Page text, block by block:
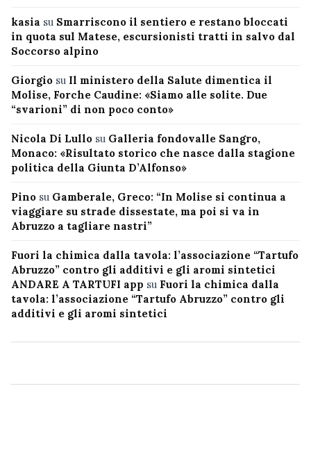
kasia su Smarriscono il sentiero e restano bloccati
in quota sul Matese, escursionisti tratti in salvo dal
Soccorso alpino
Giorgio su Il ministero della Salute dimentica il
Molise, Forche Caudine: «Siamo alle solite. Due
“svarioni” di non poco conto»
Nicola Di Lullo su Galleria fondovalle Sangro,
Monaco: «Risultato storico che nasce dalla stagione
politica della Giunta D’Alfonso»
Pino su Gamberale, Greco: “In Molise si continua a
viaggiare su strade dissestate, ma poi si va in
Abruzzo a tagliare nastri”
Fuori la chimica dalla tavola: l’associazione “Tartufo
Abruzzo” contro gli additivi e gli aromi sintetici
ANDARE A TARTUFI app su Fuori la chimica dalla
tavola: l’associazione “Tartufo Abruzzo” contro gli
additivi e gli aromi sintetici